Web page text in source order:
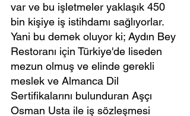
var ve bu işletmeler yaklaşık 450
bin kişiye iş istihdamı sağlıyorlar.
Yani bu demek oluyor ki; Aydın Bey
Restoranı için Türkiye'de liseden
mezun olmuş ve elinde gerekli
meslek ve Almanca Dil
Sertifikalarını bulunduran Aşçı
Osman Usta ile iş sözleşmesi